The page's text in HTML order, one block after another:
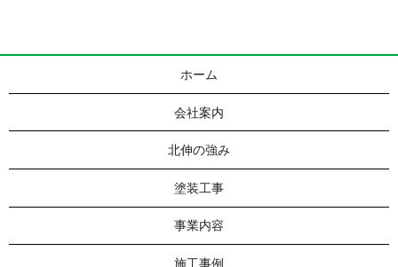
ホーム
会社案内
北伸の強み
塗装工事
事業内容
施工事例